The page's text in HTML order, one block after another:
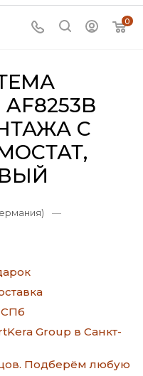
0
С
—
СПб
Group в Санкт-
Подберём любую